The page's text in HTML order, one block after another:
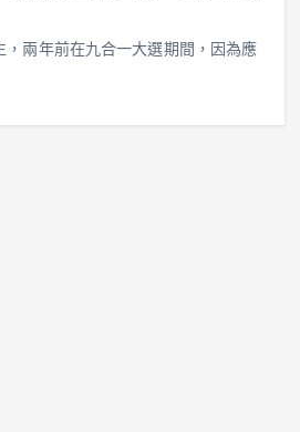
兩年前在九合一大選期間，因為應